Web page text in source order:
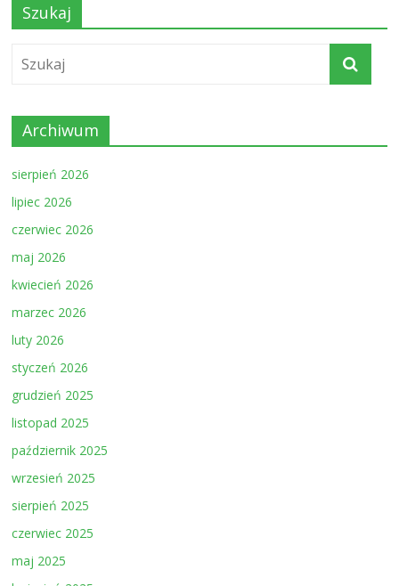
Szukaj
Archiwum
sierpień 2026
lipiec 2026
czerwiec 2026
maj 2026
kwiecień 2026
marzec 2026
luty 2026
styczeń 2026
grudzień 2025
listopad 2025
październik 2025
wrzesień 2025
sierpień 2025
czerwiec 2025
maj 2025